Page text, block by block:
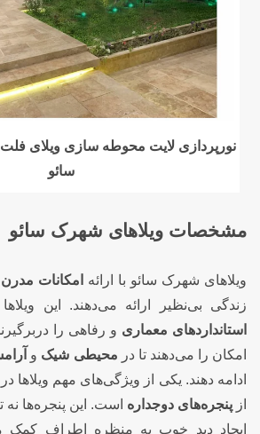
نورپردازی لایت محوطه سازی ویلای
سائو
مشخصات ویلاهای شهرک سائو
ویلاهای شهرک سائو با ارائه امکانات مدرن
زندگی بی‌نظیر ارائه می‌دهند. این
استانداردهای معماری و رفاهی را
امکان را می‌دهند تا در محیطی شیک و
ادامه دهند. یکی از ویژگی‌های مهم ویلاها
از پنجره‌های دوجداره است. این پنجره‌ها نه
ایجاد دید خوب به منظره اطراف کمک